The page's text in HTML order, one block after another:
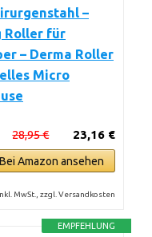
–
Roller für
– Derma Roller
Micro
23,16 €
28,95 €
Amazon ansehen
MwSt., zzgl. Versandkosten
EMPFEHLUNG